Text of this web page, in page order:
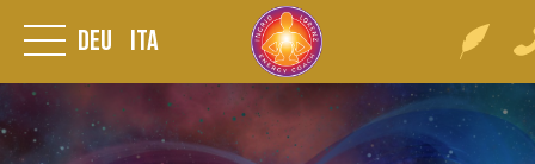
Deu Ita